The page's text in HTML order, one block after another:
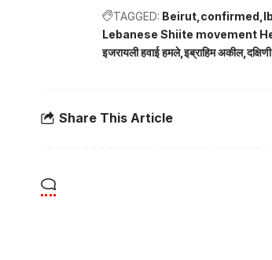
TAGGED: Beirut confirmed
Lebanese Shiite movement
इजरायली हवाई हमले इब्राहिम अकील
Share This Article